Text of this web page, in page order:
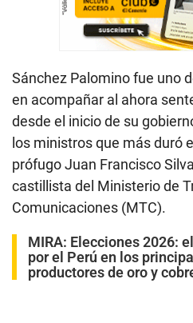
Sánchez Palomino fue uno
en acompañar al ahora
desde el inicio de su
los ministros que más duró
prófugo Juan Francisco
castillista del Ministerio de
Comunicaciones (MTC).
MIRA: Elecciones 2026:
por el Perú en los
productores de oro y